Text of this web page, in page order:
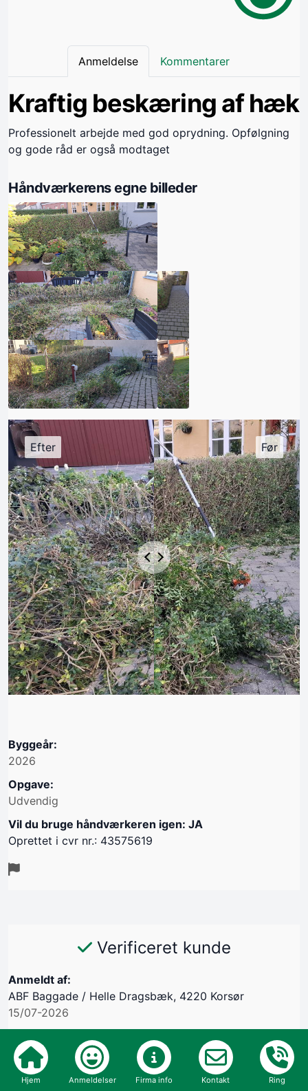
Anmeldelse Kommentarer
Kraftig beskæring af hæk
Professionelt arbejde med god oprydning. Opfølgning
og gode råd er også modtaget
Håndværkerens egne billeder
Byggeår:
2026
Opgave:
Udvendig
Vil du bruge håndværkeren igen: JA
Oprettet i cvr nr.: 43575619
Verificeret kunde
Anmeldt af:
ABF Baggade / Helle Dragsbæk, 4220 Korsør
15/07-2026
Kommunikation
Aftale
Hjem Anmeldelser Firma info Kontakt Ring